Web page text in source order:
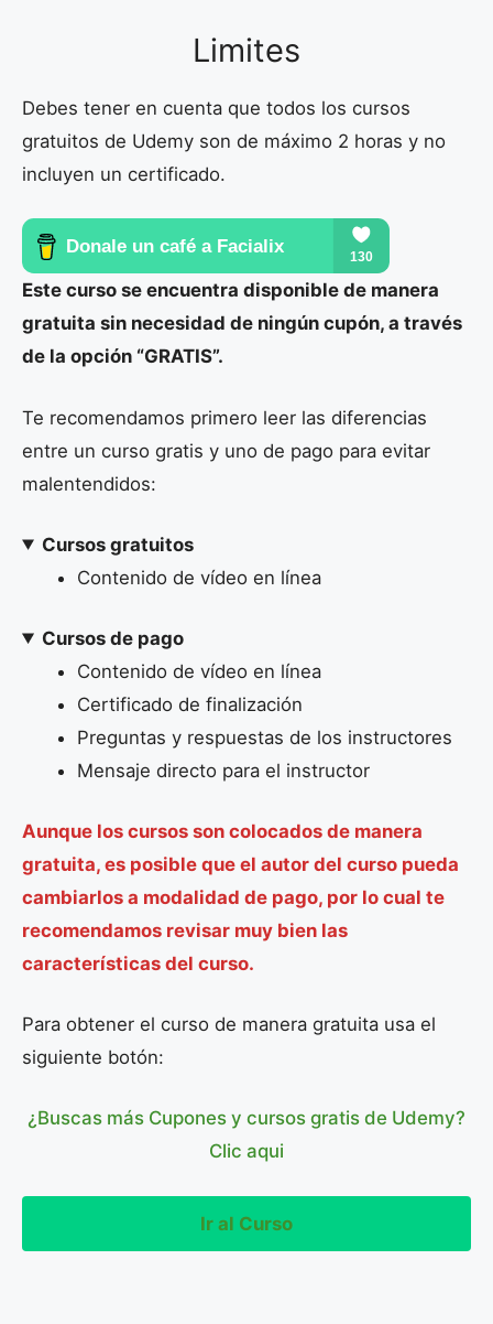
Limites
Debes tener en cuenta que todos los cursos
gratuitos de Udemy son de máximo 2 horas y no
incluyen un certificado.
Este curso se encuentra disponible de manera
gratuita sin necesidad de ningún cupón, a través
de la opción “GRATIS”.
Te recomendamos primero leer las diferencias
entre un curso gratis y uno de pago para evitar
malentendidos:
Cursos gratuitos
Contenido de vídeo en línea
Cursos de pago
Contenido de vídeo en línea
Certificado de finalización
Preguntas y respuestas de los instructores
Mensaje directo para el instructor
Aunque los cursos son colocados de manera
gratuita, es posible que el autor del curso pueda
cambiarlos a modalidad de pago, por lo cual te
recomendamos revisar muy bien las
características del curso.
Para obtener el curso de manera gratuita usa el
siguiente botón:
¿Buscas más Cupones y cursos gratis de Udemy?
Clic aqui
Ir al Curso